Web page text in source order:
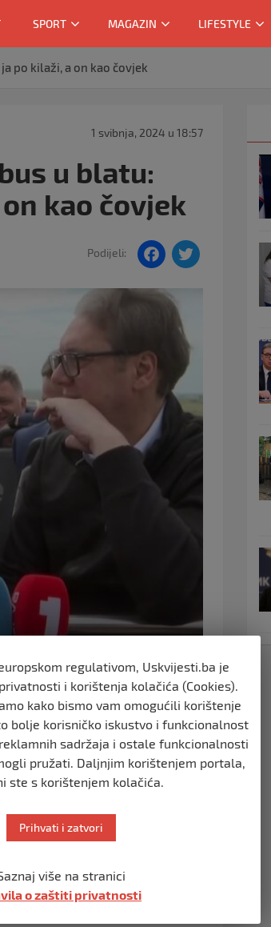
SPORT MAGAZIN LIFESTYLE
po kilaži, a on kao čovjek
1 svibnja, 2024 u 18:57
u blatu:
kao čovjek
Podijeli:
F
c
e
o
o
stadiona u Beogradu.
kao i selektor fudbalske
se zaglavio u blatu.
šta da ti kažem.. Ja po kilaži,
i ne vrijedi opet i mi se
potpisom simbolično označiti
regulativom, Uskvijesti.ba je
i korištenja kolačića (Cookies).
kako bismo vam omogućili korištenje
bolje korisničko iskustvo i funkcionalnost
sadržaja i ostale funkcionalnosti
pružati. Daljnjim korištenjem portala,
ste s korištenjem kolačića.
Prihvati i zatvori
više na stranici
o zaštiti privatnosti